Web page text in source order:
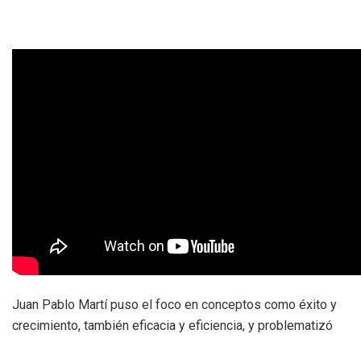
Juan Pablo Martí puso el foco en conceptos como éxito y
crecimiento, también eficacia y eficiencia, y problematizó